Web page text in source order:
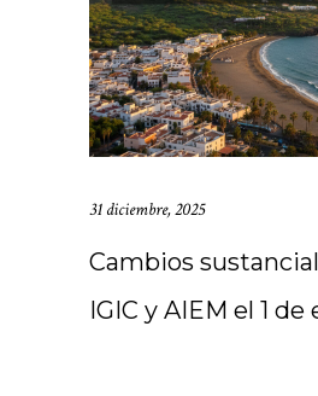
31 diciembre, 2025
Cambios
IGIC y AIEM el 1